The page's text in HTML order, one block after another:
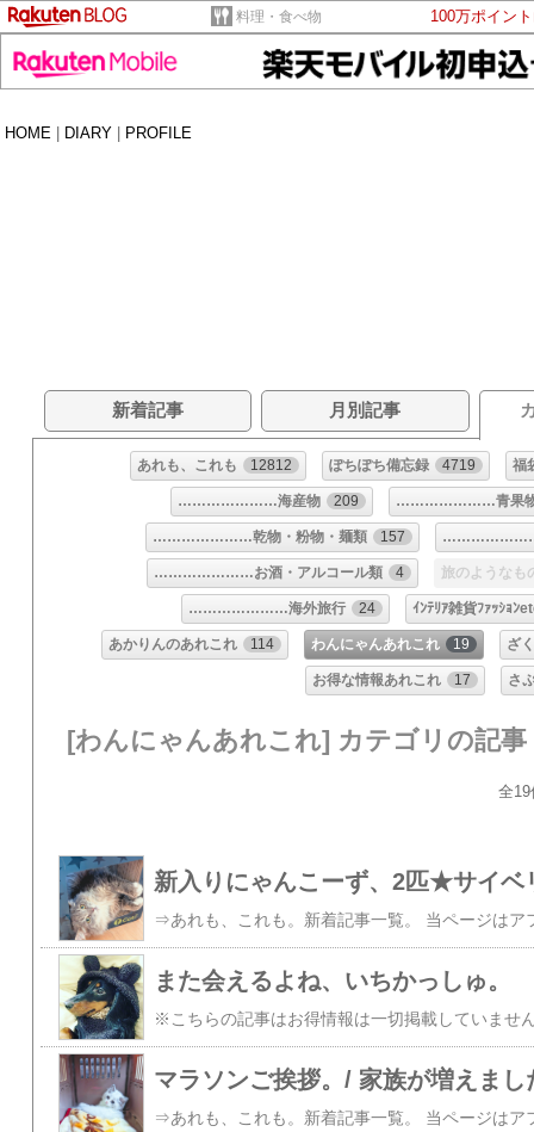
料理・食べ物 100万ポイン
HOME
DIARY PROFILE
新着記事 月別記事
あれも、これも 12812 ぽちぽち備忘録 4719 福
…………………海産物 209 …………………青果
…………………乾物・粉物・麺類 157 …………………総
…………………お酒・アルコール類 4 旅のようなも
…………………海外旅行 24 ｲﾝﾃﾘｱ雑貨ﾌｧｯｼｮﾝ
あかりんのあれこれ 114 わんにゃんあれこれ 19 ざ
お得な情報あれこれ 17 さ
[わんにゃんあれこれ] カテゴリの記事
全
新入りにゃんこーず、2匹★サイベ
また会えるよね、いちかっしゅ。
マラソンご挨拶。/ 家族が増えま